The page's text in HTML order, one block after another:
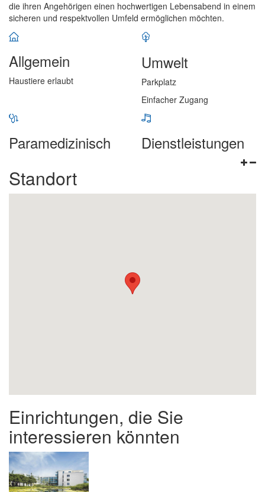
die ihren Angehörigen einen hochwertigen Lebensabend in einem
sicheren und respektvollen Umfeld ermöglichen möchten.
Allgemein
Haustiere erlaubt
Umwelt
Parkplatz
Einfacher Zugang
Paramedizinisch Dienstleistungen
Standort
Einrichtungen, die Sie
interessieren könnten